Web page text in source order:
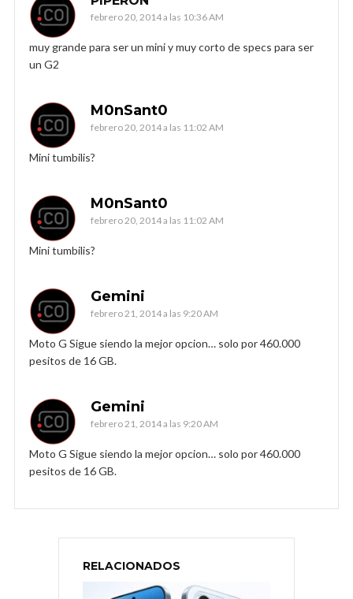
febrero 20, 2014 a las 10:36 AM
muy grande para ser un mini y muy corto de specs para ser
un G2
M0nSant0
febrero 20, 2014 a las 11:02 AM
Mini tumbilis?
M0nSant0
febrero 20, 2014 a las 11:02 AM
Mini tumbilis?
Gemini
febrero 21, 2014 a las 9:20 AM
Moto G Sigue siendo la mejor opcion… solo por 460.000
pesitos de 16 GB.
Gemini
febrero 21, 2014 a las 9:20 AM
Moto G Sigue siendo la mejor opcion… solo por 460.000
pesitos de 16 GB.
RELACIONADOS